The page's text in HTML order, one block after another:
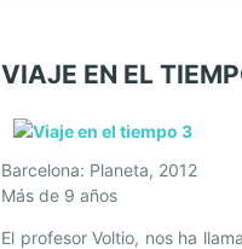
VIAJE EN EL
Barcelona: Planeta, 2012
Más de 9 años
El profesor Voltio, nos ha